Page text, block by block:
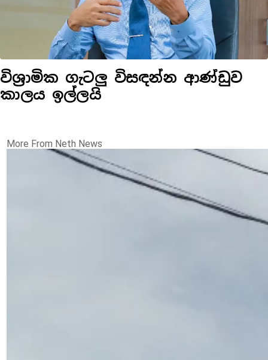
විශ්‍රාමික ගැටලු විසඳන්න ආණ්ඩුව
කාලය ඉල්ලයි
More From Neth News